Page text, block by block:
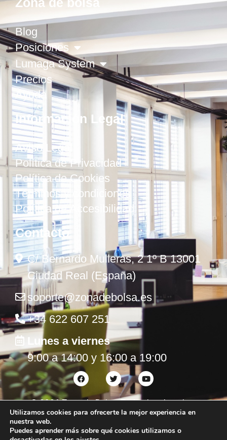
Blog
Posiciones
Lumaga System
Precios
Ayuda
Información Legal
Aviso Legal
Política de Privacidad
Política de Cookies
Términos y condiciones
Política de Accesibilidad
Contacto
C/ Bernardo Mulleras, 2 1º B 13001
Ciudad Real (España)
soporte@zonadebolsa.es
+34 622 607 251
Lunes a viernes
9:00 a 14:00 y 16:00 a 19:00
©2026Zona de Bolsa. Todos los derechos
reservados.
Utilizamos cookies para ofrecerte la mejor experiencia en
nuestra web.
Puedes aprender más sobre qué cookies utilizamos o